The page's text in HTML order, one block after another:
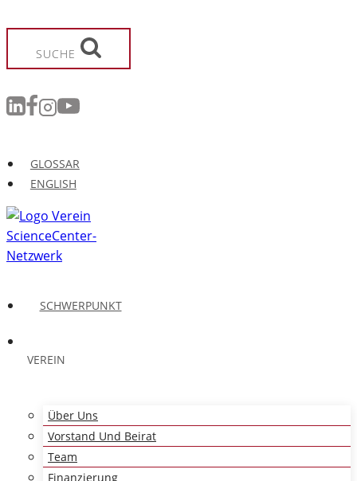
Inhalt
springen
SUCHE
GLOSSAR
ENGLISH
SCHWERPUNKT
VEREIN
Über Uns
Vorstand Und Beirat
Team
Finanzierung